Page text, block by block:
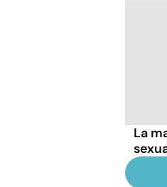
La